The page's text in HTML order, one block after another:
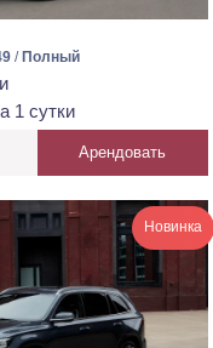
/ Полный
1 сутки
Арендовать
Новинка